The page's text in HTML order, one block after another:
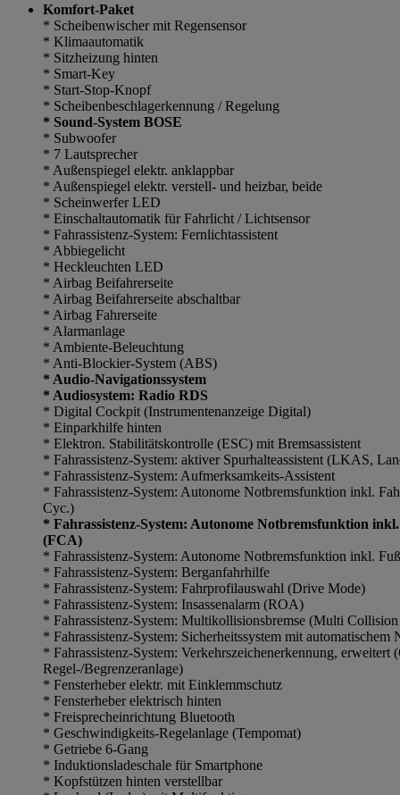
Komfort-Paket
* Scheibenwischer mit Regensensor
* Klimaautomatik
* Sitzheizung hinten
* Smart-Key
* Start-Stop-Knopf
* Scheibenbeschlagerkennung / Regelung
* Sound-System BOSE
* Subwoofer
* 7 Lautsprecher
* Außenspiegel elektr. anklappbar
* Außenspiegel elektr. verstell- und heizbar, beide
* Scheinwerfer LED
* Einschaltautomatik für Fahrlicht / Lichtsensor
* Fahrassistenz-System: Fernlichtassistent
* Abbiegelicht
* Heckleuchten LED
* Airbag Beifahrerseite
* Airbag Beifahrerseite abschaltbar
* Airbag Fahrerseite
* Alarmanlage
* Ambiente-Beleuchtung
* Anti-Blockier-System (ABS)
* Audio-Navigationssystem
* Audiosystem: Radio RDS
* Digital Cockpit (Instrumentenanzeige Digital)
* Einparkhilfe hinten
* Elektron. Stabilitätskontrolle (ESC) mit Bremsassistent
* Fahrassistenz-System: aktiver Spurhalteassistent (LKAS,
* Fahrassistenz-System: Aufmerksamkeits-Assistent
* Fahrassistenz-System: Autonome Notbremsfunktion inkl.
Cyc.)
* Fahrassistenz-System: Autonome Notbremsfunktion
(FCA)
* Fahrassistenz-System: Autonome Notbremsfunktion inkl.
* Fahrassistenz-System: Berganfahrhilfe
* Fahrassistenz-System: Fahrprofilauswahl (Drive Mode)
* Fahrassistenz-System: Insassenalarm (ROA)
* Fahrassistenz-System: Multikollisionsbremse (Multi
* Fahrassistenz-System: Sicherheitssystem mit
* Fahrassistenz-System: Verkehrszeichenerkennung, erweitert
Regel-/Begrenzeranlage)
* Fensterheber elektr. mit Einklemmschutz
* Fensterheber elektrisch hinten
* Freisprecheinrichtung Bluetooth
* Geschwindigkeits-Regelanlage (Tempomat)
* Getriebe 6-Gang
* Induktionsladeschale für Smartphone
* Kopfstützen hinten verstellbar